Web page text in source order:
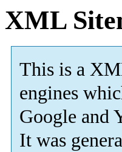
XML
This is a
engines
Google and
It was